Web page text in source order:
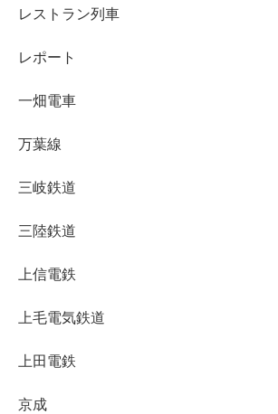
レストラン列車
レポート
一畑電車
万葉線
三岐鉄道
三陸鉄道
上信電鉄
上毛電気鉄道
上田電鉄
京成